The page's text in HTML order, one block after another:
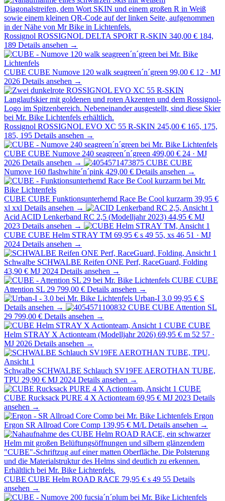
Rossignol ROSSIGNOL DELTA SPORT R-SKIN 340,00 € 184,
189 Details ansehen →
CUBE CUBE Numove 120 walk seagreen´n´green 99,00 € 12 · MJ
2026 Details ansehen →
Rossignol ROSSIGNOL EVO XC 55 R-SKIN 245,00 € 165, 175,
185, 195 Details ansehen →
CUBE CUBE Numove 240 seagreen´n´green 499,00 € 24 · MJ
2026 Details ansehen → CUBE CUBE
Numove 160 flashwhite´n´pink 429,00 € Details ansehen →
CUBE CUBE Funktionsunterhemd Race Be Cool kurzarm 39,95 €
xl xxl Details ansehen →
Acid ACID Lenkerband RC 2,5 (Modelljahr 2023) 44,95 € MJ
2023 Details ansehen →
CUBE CUBE Helm STRAY TM 69,95 € s 49 55, xs 46 51 · MJ
2024 Details ansehen →
Schwalbe SCHWALBE Reifen ONE Perf, RaceGuard, Folding
43,90 € MJ 2024 Details ansehen →
CUBE CUBE
Attention SL 29 799,00 € Details ansehen →
Urban-I 3.0 99,95 € S
Details ansehen →
CUBE CUBE Attention SL
29 799,00 € Details ansehen →
CUBE CUBE
Helm STRAY X Actionteam (Modelljahr 2026) 69,95 € m 52 57 ·
MJ 2026 Details ansehen →
Schwalbe SCHWALBE Schlauch SV19FE AEROTHAN TUBE,
TPU 29,90 € MJ 2024 Details ansehen →
CUBE
CUBE Rucksack PURE 4 X Actionteam 69,95 € MJ 2023 Details
ansehen →
Ergon
Ergon SR Allroad Core Comp 139,95 € M/L Details ansehen →
CUBE CUBE Helm ROAD RACE 79,95 € s 49 55 Details
ansehen →